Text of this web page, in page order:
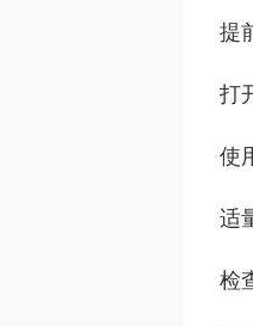
提
打
使
适
检